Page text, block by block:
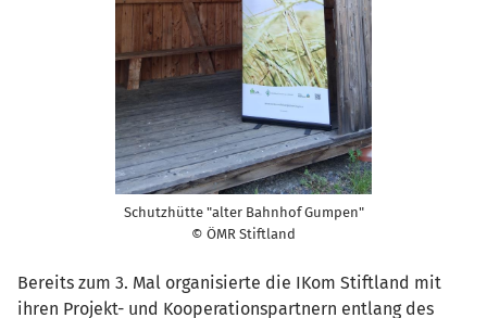
Schutzhütte "alter Bahnhof Gumpen"
© ÖMR Stiftland
Bereits zum 3. Mal organisierte die IKom Stiftland mit
ihren Projekt- und Kooperationspartnern entlang des